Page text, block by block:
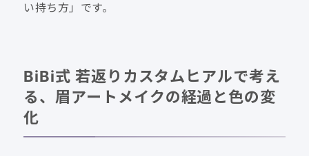
い持ち方」です。
BiBi式 若返りカスタムヒアルで考え
る、眉アートメイクの経過と色の変
化